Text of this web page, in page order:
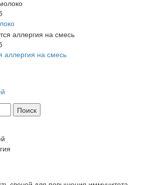
аллергия на смесь